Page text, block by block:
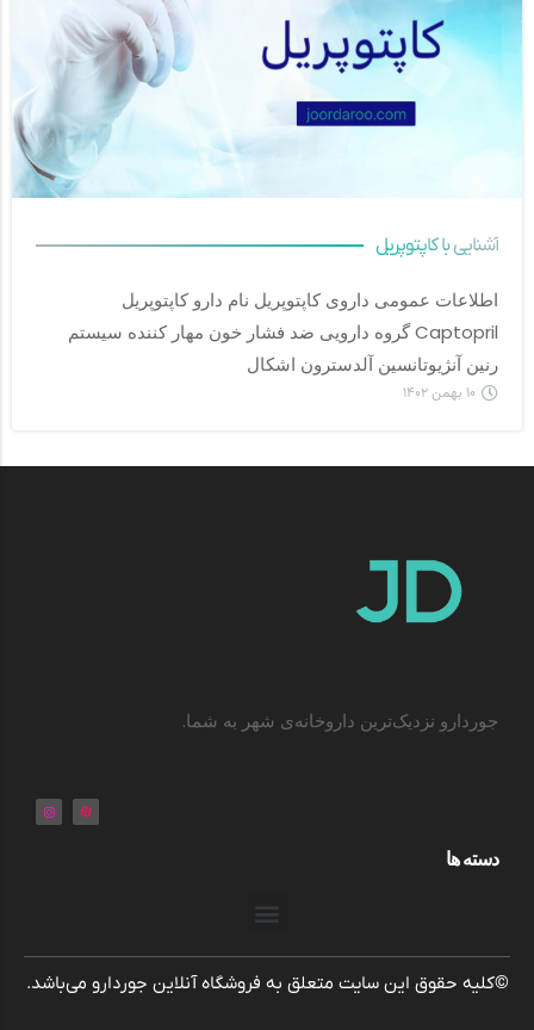
آشنایی با کاپتوپریل
رنین آنژیوتانسین آلدسترون اشکال
۱۰ بهمن ۱۴۰۲
جوردارو نزدیک‌ترین داروخانه‌ی شهر به شما.
دسته ها
©کلیه حقوق این سایت متعلق به فروشگاه آنلاین جوردارو می‌باشد.